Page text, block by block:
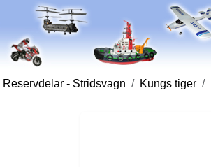
Reservdelar - Stridsvagn Kungs tiger